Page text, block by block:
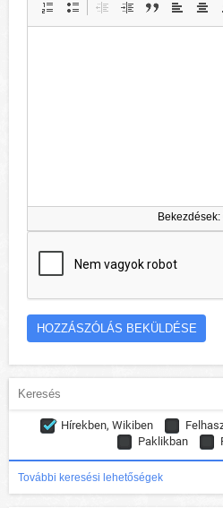
Hírekben, Wikiben
Paklikban
További keresési lehetőségek